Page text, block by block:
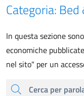
Categoria:
In questa sezione
economiche
nel sito" per un
cerca